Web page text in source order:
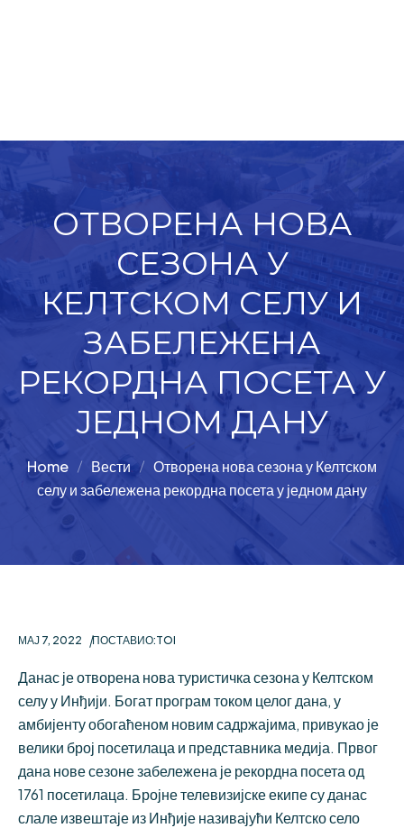
ОТВОРЕНА НОВА
СЕЗОНА У
КЕЛТСКОМ СЕЛУ И
ЗАБЕЛЕЖЕНА
РЕКОРДНА ПОСЕТА У
ЈЕДНОМ ДАНУ
Home Вести
Отворена нова сезона у Келтском
селу и забележена рекордна посета у једном дану
МАЈ 7, 2022 ПОСТАВИО:TOI
Данас је отворена нова туристичка сезона у Келтском
селу у Инђији. Богат програм током целог дана, у
амбијенту обогаћеном новим садржајима, привукао је
велики број посетилаца и представника медија. Првог
дана нове сезоне забележена је рекордна посета од
1761 посетилацa. Бројне телевизијске екипе су данас
слале извештаје из Инђије називајући Келтско село